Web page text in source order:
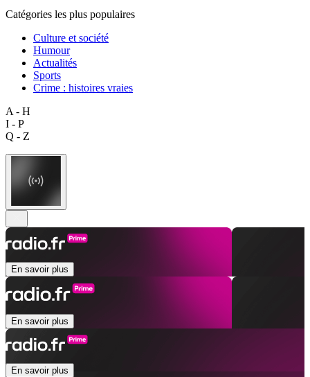
Catégories les plus populaires
Culture et société
Humour
Actualités
Sports
Crime : histoires vraies
A - H
I - P
Q - Z
En savoir plus
En savoir plus
En savoir plus